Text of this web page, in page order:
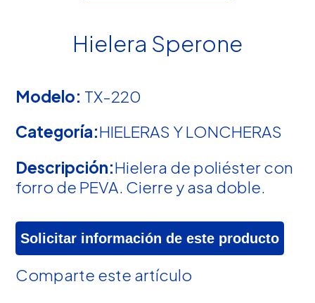
Hielera Sperone
Modelo: TX-220
Categoría:HIELERAS Y LONCHERAS
Descripción:Hielera de poliéster con
forro de PEVA. Cierre y asa doble.
Solicitar información de este producto
Comparte este artículo